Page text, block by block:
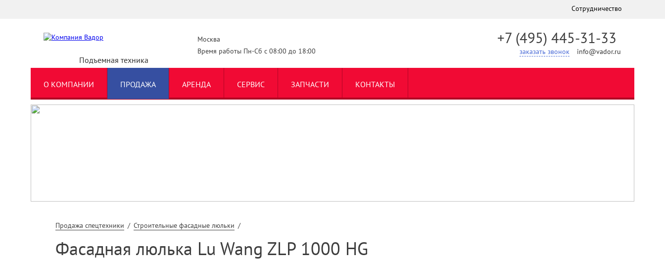
Сотрудничество
Подъемная техника
Москва
Время работы Пн-Сб с 08:00 до 18:00
+7 (495) 445-31-33
заказать звонок info@vador.ru
О КОМПАНИИ ПРОДАЖА АРЕНДА СЕРВИС ЗАПЧАСТИ КОНТАКТЫ
Продажа спецтехники / Строительные фасадные люльки /
Фасадная люлька Lu Wang ZLP 1000 HG